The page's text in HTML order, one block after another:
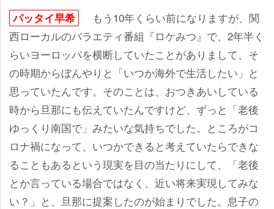
パッタイ早希
もう10年くらい前になりますが、関
西ローカルのバラエティ番組『ロケみつ』で、2年半く
らいヨーロッパを横断していたことがありまして、そ
の時期からぼんやりと「いつか海外で生活したい」と
思っていたんです。そのことは、おつきあいしている
時から旦那にも伝えていたんですけど、ずっと「老後
ゆっくり南国で」みたいな気持ちでした。ところがコ
ロナ禍になって、いつかできると考えていたらできな
ることもあるという現実を目の当たりにして、「老後
とか言っている場合ではなく、近い将来実現してみな
い？」と、旦那に提案したのが始まりでした。息子の